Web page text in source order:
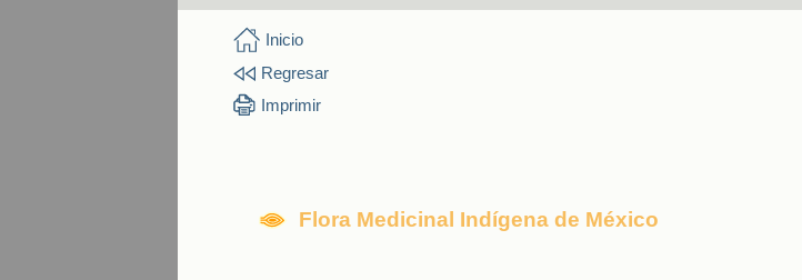
Inicio
Regresar
Imprimir
Flora Medicinal Indígena de México